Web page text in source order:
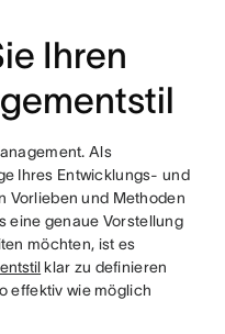
Ihren
Als
Ihres Entwicklungs- und
Vorlieben und Methoden
eine genaue Vorstellung
möchten, ist es
klar zu definieren
effektiv wie möglich